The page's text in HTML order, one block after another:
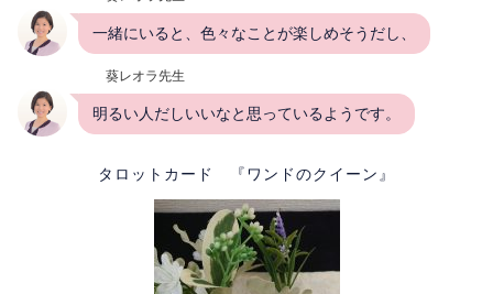
一緒にいると、色々なことが楽しめそうだし、
葵レオラ先生
明るい人だしいいなと思っているようです。
タロットカード 『ワンドのクイーン』